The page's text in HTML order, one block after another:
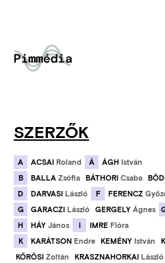
SZERZŐK
A ACSAI Roland Á ÁGH István
B
BALLA Zsófia BÁTHORI Csaba
D
DARVASI László F FERENCZ
G
GARACZI László GERGELY Ágnes
H
HÁY János I IMRE Flóra
K
KARÁTSON Endre KEMÉNY István
KŐRÖSI Zoltán KRASZNAHORKAI László